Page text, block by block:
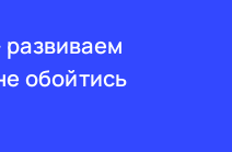
обойтись